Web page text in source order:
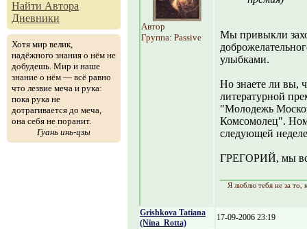
Найти Автора
Дневники
Хотя мир велик,
надёжного знания о нём не
добудешь. Мир и наше
знание о нём — всё равно
что лезвие меча и рука:
пока рука не
дотрагивается до меча,
она себя не поранит.
Гуань инь-цзы
Автор
Группа: Passive
Мы привыкли
улыбками.
Но знаете ли вы,
литературной
"Молодежь
Комсомолец".
следующей
ГРЕГОРИЙ, мы
Я люблю тебя не за то,
Grishkova Tatiana
(Nina_Rotta)
17-09-2006 23:19